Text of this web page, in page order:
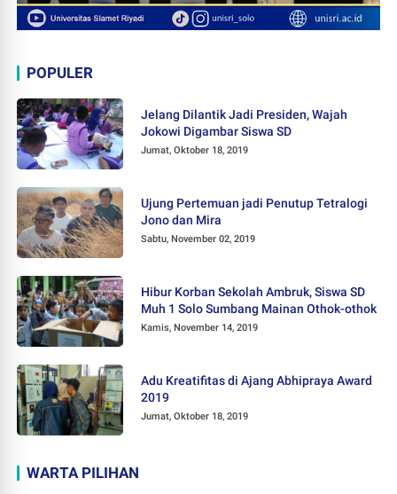
POPULER
Jelang Dilantik Jadi Presiden, Wajah
Jokowi Digambar Siswa SD
Jumat, Oktober 18, 2019
Ujung Pertemuan jadi Penutup Tetralogi
Jono dan Mira
Sabtu, November 02, 2019
Hibur Korban Sekolah Ambruk, Siswa SD
Muh 1 Solo Sumbang Mainan Othok-othok
Kamis, November 14, 2019
Adu Kreatifitas di Ajang Abhipraya Award
2019
Jumat, Oktober 18, 2019
WARTA PILIHAN